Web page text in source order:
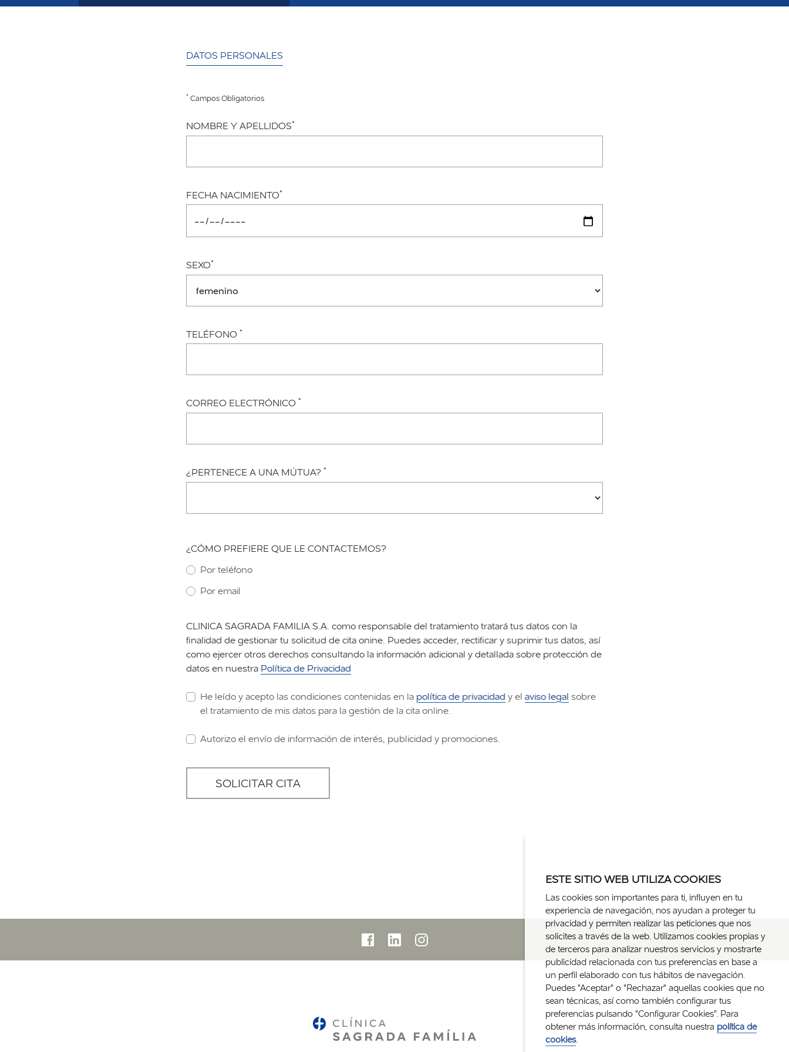
DATOS PERSONALES
* Campos Obligatorios
NOMBRE Y APELLIDOS*
FECHA NACIMIENTO*
SEXO*
TELÉFONO*
CORREO ELECTRÓNICO*
¿PERTENECE A UNA MÚTUA?*
¿CÓMO PREFIERE QUE LE CONTACTEMOS?
Por teléfono
Por email
CLINICA SAGRADA FAMILIA S.A. como responsable del tratamiento tratará tus datos con la
finalidad de gestionar tu solicitud de cita onine. Puedes acceder, rectificar y suprimir tus datos, así
como ejercer otros derechos consultando la información adicional y detallada sobre protección de
datos en nuestra Política de Privacidad
He leído y acepto las condiciones contenidas en la política de privacidad y elaviso legal sobre
el tratamiento de mis datos para la gestión de la cita online.
Autorizo el envío de información de interés, publicidad y promociones.
SOLICITAR CITA
ESTE SITIO WEB UTILIZA COOKIES
Las cookies son importantes para ti, influyen en tu
experiencia de navegación, nos ayudan a proteger tu
privacidad y permiten realizar las peticiones que nos
solicites a través de la web. Utilizamos cookies propias y
de terceros para analizar nuestros servicios y mostrarte
publicidad relacionada con tus preferencias en base a
un perfil elaborado con tus hábitos de navegación.
Puedes "Aceptar" o "Rechazar" aquellas cookies que no
sean técnicas, así como también configurar tus
preferencias pulsando "Configurar Cookies". Para
obtener más información, consulta nuestra política de
cookies.